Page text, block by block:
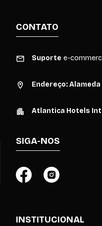
CONTATO
Suporte e-
Endereço:
Atlantica Hotels
SIGA-NOS
INSTITUCIONAL